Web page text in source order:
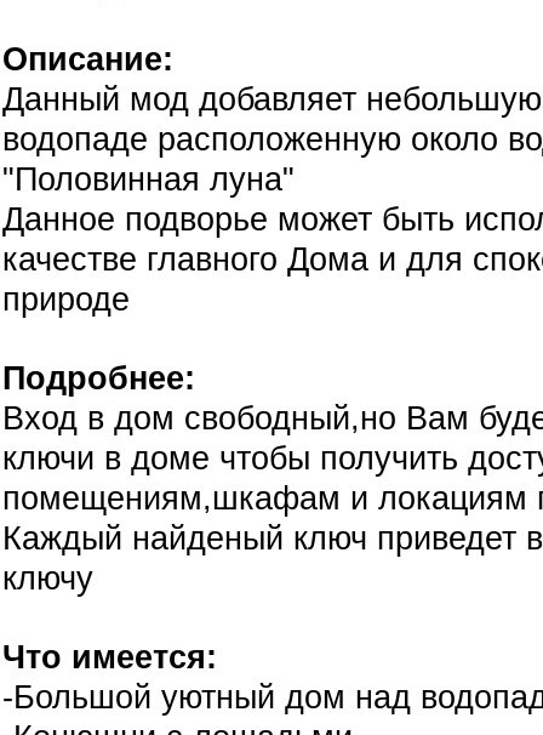
Описание:
Данный мод добавляет
водопаде расположенную около
"Половинная луна"
Данное подворье может быть
качестве главного Дома и для
природе
Подробнее:
Вход в дом свободный,но Вам
ключи в доме чтобы получить
помещениям,шкафам и локациям
Каждый найденый ключ приведет
ключу
Что имеется:
-Большой уютный дом над